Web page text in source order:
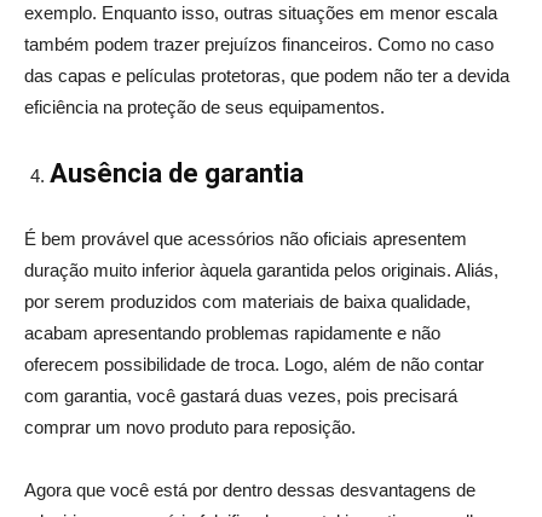
exemplo. Enquanto isso, outras situações em menor escala
também podem trazer prejuízos financeiros. Como no caso
das capas e películas protetoras, que podem não ter a devida
eficiência na proteção de seus equipamentos.
Ausência de garantia
É bem provável que acessórios não oficiais apresentem
duração muito inferior àquela garantida pelos originais. Aliás,
por serem produzidos com materiais de baixa qualidade,
acabam apresentando problemas rapidamente e não
oferecem possibilidade de troca. Logo, além de não contar
com garantia, você gastará duas vezes, pois precisará
comprar um novo produto para reposição.
Agora que você está por dentro dessas desvantagens de